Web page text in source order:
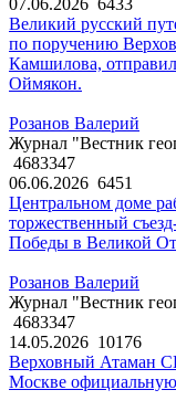
07.06.2026 6433
Великий русский
по поручению
Камшилова,
Оймякон.
Розанов Валерий
Журнал "Вестник
4683347
06.06.2026 6451
Центральном доме
торжественный
Победы в Великой
Розанов Валерий
Журнал "Вестник
4683347
14.05.2026 10176
Верховный Атаман
Москве